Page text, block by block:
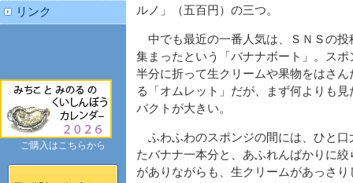
ルノ」（五百円）の三つ。
中でも最近の一番人気は、ＳＮＳの投
集まったという「バナナボート」。スポ
半分に折って生クリームや果物をはさん
る「オムレット」だが、まず何よりも見
パクトが大きい。
ふわふわのスポンジの間には、ひと口
たバナナ一本分と、あふれんばかりに
がありながらも、生クリームがあっさ
リンク
ご購入はこちらから